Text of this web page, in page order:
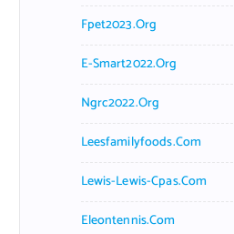
Fpet2023.org
E-Smart2022.org
Ngrc2022.org
Leesfamilyfoods.com
Lewis-Lewis-Cpas.com
Eleontennis.com